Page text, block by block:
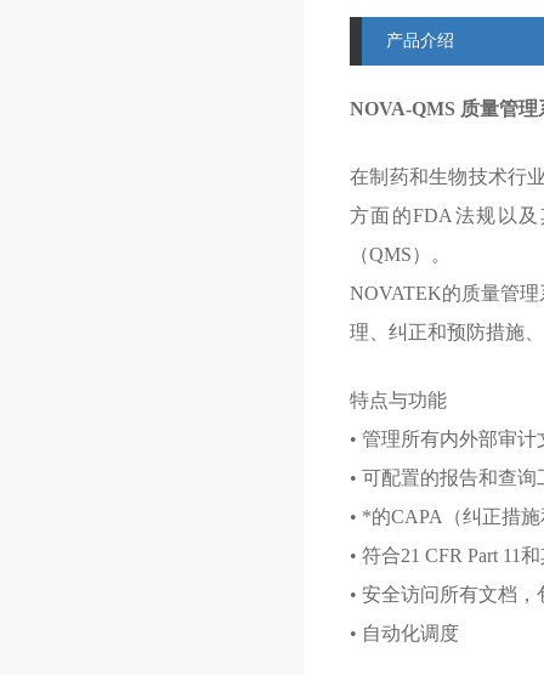
产品介绍
NOVA-QMS 质量管理
在制药和生物技术行
方面的FDA法规以
（QMS）。
NOVATEK的质量管
理、纠正和预防措施
特点与功能
• 管理所有内外部审计
• 可配置的报告和查
• *的CAPA（纠正措
• 符合21 CFR Part 11
• 安全访问所有文档
• 自动化调度